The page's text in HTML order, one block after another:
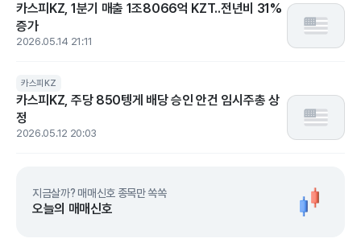
카스피KZ, 1분기 매출 1조8066억 KZT..전년비 31%
증가
2026.05.14 21:11
카스피KZ
카스피KZ, 주당 850텡게 배당 승인 안건 임시주총 상
정
2026.05.12 20:03
지금살까? 매매신호 종목만 쏙쏙
오늘의 매매신호